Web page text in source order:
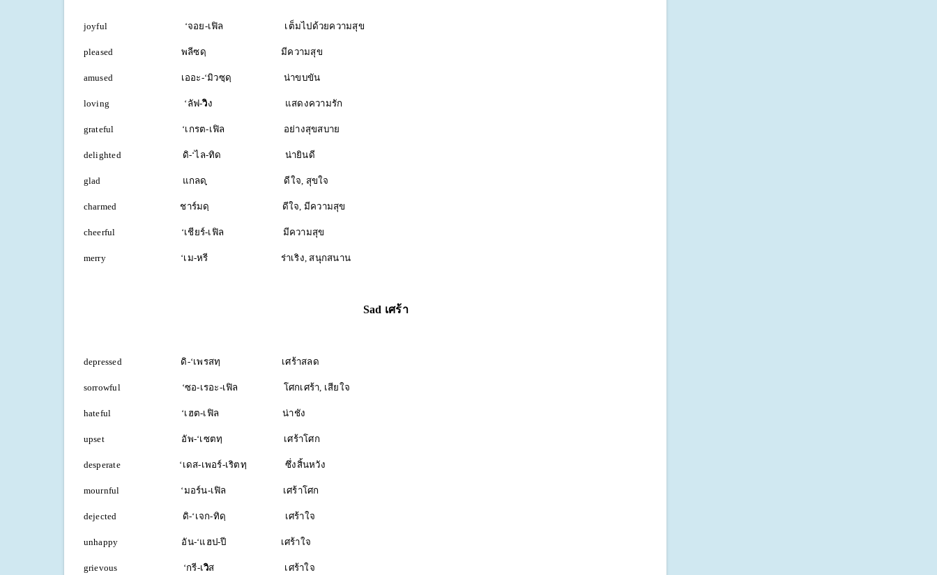
joyful ‘จอย-เฟิล เต็มไปด้วยความสุข
pleased พลีซดฺ มีความสุข
amused เออะ-‘มิวซฺดฺ น่าขบขัน
loving ‘ลัฟ-วิง แสดงความรัก
grateful ‘เกรต-เฟิล อย่างสุขสบาย
delighted ดิ-‘ไล-ทิด น่ายินดี
glad แกลด ดีใจ, สุขใจ
charmed ชาร์มดฺ ดีใจ, มีความสุข
cheerful ‘เชียร์-เฟิล มีความสุข
merry ‘เม-หรี ร่าเริง, สนุกสนาน
Sad เศร้า
depressed ดิ-‘เพรสทฺ เศร้าสลด
sorrowful ‘ซอ-เรอะ-เฟิล โศกเศร้า, เสียใจ
hateful ‘เฮต-เฟิล น่าชัง
upset อัพ-‘เซตทฺ เศร้าโศก
desperate ‘เดส-เพอร์-เริตทฺ ซึ่งสิ้นหวัง
mournful ‘มอร์น-เฟิล เศร้าโศก
dejected ดิ-‘เจก-ทิดฺ เศร้าใจ
unhappy อัน-‘แฮป-ปี เศร้าใจ
grievous ‘กรี-เวิส เศร้าใจ